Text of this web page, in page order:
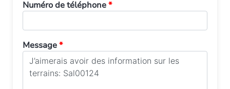
Numéro de téléphone*
Message*